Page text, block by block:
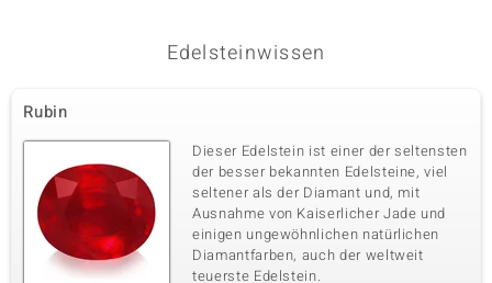
Edelsteinwissen
Rubin
Dieser Edelstein ist einer der seltensten
der besser bekannten Edelsteine, viel
seltener als der Diamant und, mit
Ausnahme von Kaiserlicher Jade und
einigen ungewöhnlichen natürlichen
Diamantfarben, auch der weltweit
teuerste Edelstein.